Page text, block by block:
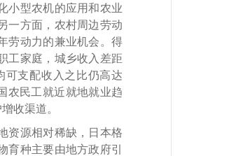
小型农机的应用和农业
一方面，农村周边劳动
劳动力的兼业机会。得
工家庭，城乡收入差距
可支配收入之比仍高达
农民工就近就地就业趋
收渠道。
源相对稀缺，日本格
种主要由地方政府引